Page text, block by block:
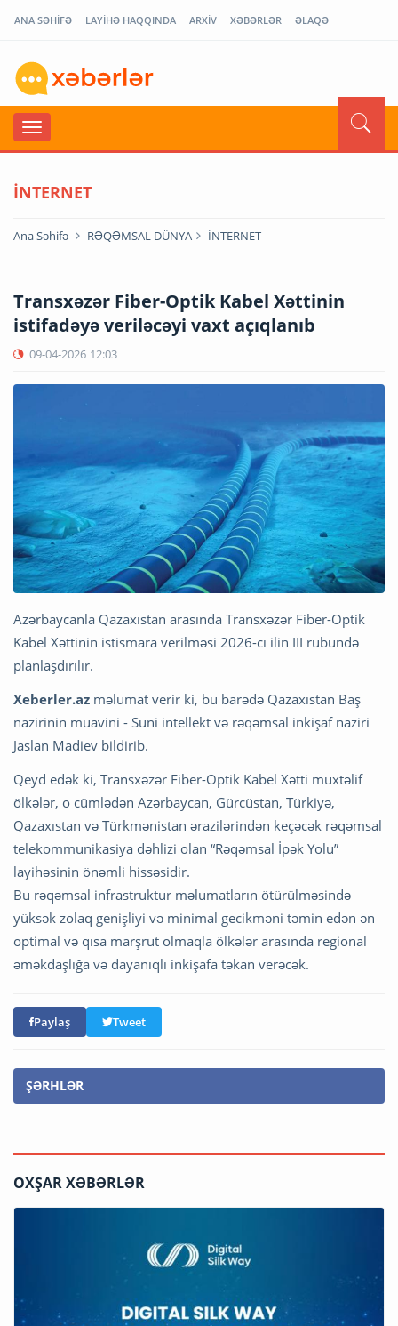
ANA SƏHİFƏ LAYİHƏ HAQQINDA ARXİV XƏBƏRLƏR ƏLAQƏ
İNTERNET
Ana Səhifə RƏQƏMSAL DÜNYA İNTERNET
Transxəzər Fiber-Optik Kabel Xəttinin
istifadəyə veriləcəyi vaxt açıqlanıb
09-04-2026 12:03
Azərbaycanla Qazaxıstan arasında Transxəzər Fiber-Optik
Kabel Xəttinin istismara verilməsi 2026-cı ilin III rübündə
planlaşdırılır.
Xeberler.az məlumat verir ki, bu barədə Qazaxıstan Baş
nazirinin müavini - Süni intellekt və rəqəmsal inkişaf naziri
Jaslan Madiev bildirib.
Qeyd edək ki, Transxəzər Fiber-Optik Kabel Xətti müxtəlif
ölkələr, o cümlədən Azərbaycan, Gürcüstan, Türkiyə,
Qazaxıstan və Türkmənistan ərazilərindən keçəcək rəqəmsal
telekommunikasiya dəhlizi olan “Rəqəmsal İpək Yolu”
layihəsinin önəmli hissəsidir.
Bu rəqəmsal infrastruktur məlumatların ötürülməsində
yüksək zolaq genişliyi və minimal gecikməni təmin edən ən
optimal və qısa marşrut olmaqla ölkələr arasında regional
əməkdaşlığa və dayanıqlı inkişafa təkan verəcək.
Paylaş Tweet
ŞƏRHLƏR
OXŞAR XƏBƏRLƏR